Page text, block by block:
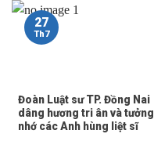
Đoàn Luật sư TP. Đồng Nai
dâng hương tri ân và tưởng
nhớ các Anh hùng liệt sĩ
27
Th7